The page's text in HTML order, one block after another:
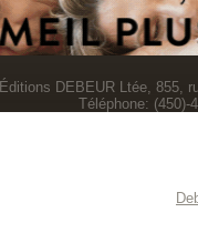
Éditions DEBEUR Ltée, 855,
Téléphone: (450)-